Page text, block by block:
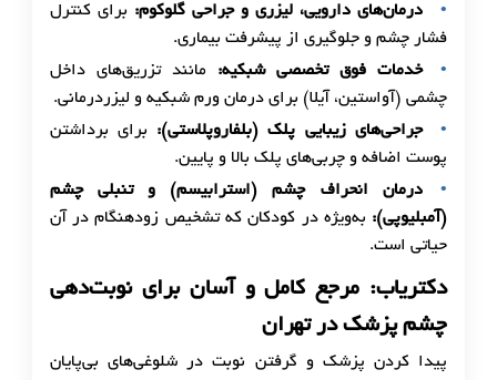
درمان‌های دارویی، لیزری و جراحی گلوکوم: برای کنترل
فشار چشم و جلوگیری از پیشرفت بیماری.
خدمات فوق تخصصی شبکیه: مانند تزریق‌های داخل
چشمی (آواستین، آیلا) برای درمان ورم شبکیه و لیزردرمانی.
جراحی‌های زیبایی پلک (بلفاروپلاستی): برای برداشتن
پوست اضافه و چربی‌های پلک بالا و پایین.
درمان انحراف چشم (استرابیسم) و تنبلی چشم
(آمبلیوپی): به‌ویژه در کودکان که تشخیص زودهنگام در آن
حیاتی است.
دکتریاب: مرجع کامل و آسان برای نوبت‌دهی
چشم پزشک در تهران
پیدا کردن پزشک و گرفتن نوبت در شلوغی‌های بی‌پایان